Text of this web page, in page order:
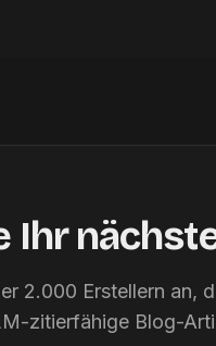
Ihr
2.000 Erstellern an,
zitierfähige Blog-